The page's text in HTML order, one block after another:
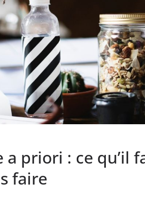
a priori : ce qu’il
faire